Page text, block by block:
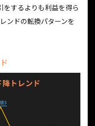
をするよりも利益を得ら
ンドの転換パターンを